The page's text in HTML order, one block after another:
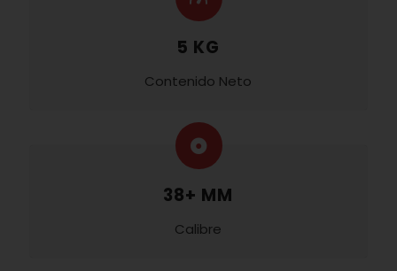
5 KG
Contenido Neto
38+ MM
Calibre